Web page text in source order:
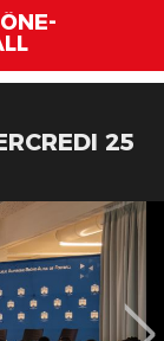
25